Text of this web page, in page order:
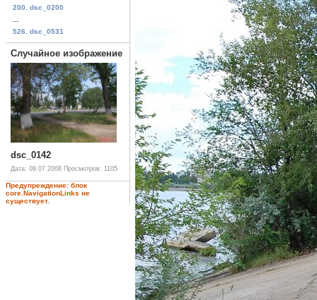
200. dsc_0200
526. dsc_0531
Случайное изображение
dsc_0142
Дата: 09.07.2008 Просмотров: 1105
Предупреждение: блок
core.NavigationLinks не
существует.